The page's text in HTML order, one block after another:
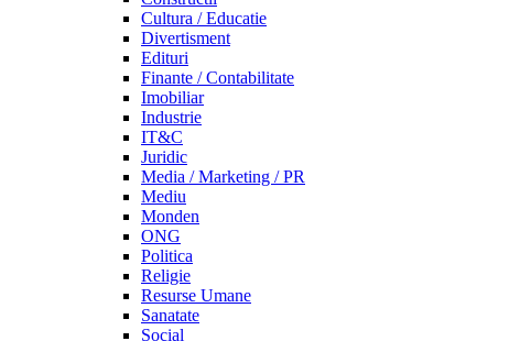
Cultura / Educatie
Divertisment
Edituri
Finante / Contabilitate
Imobiliar
Industrie
IT&C
Juridic
Media / Marketing / PR
Mediu
Monden
ONG
Politica
Religie
Resurse Umane
Sanatate
Social